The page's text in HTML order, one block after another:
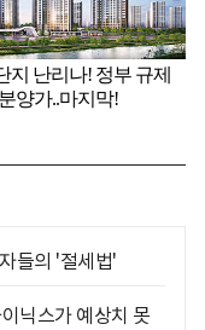
들의 '절세법'
닉스가 예상치 못